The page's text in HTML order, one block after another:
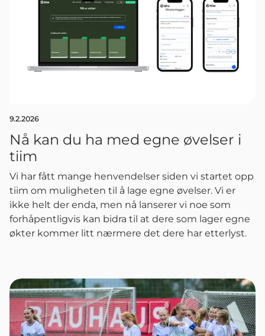
9.2.2026
Nå kan du ha med egne øvelser i
tiim
Vi har fått mange henvendelser siden vi startet opp
tiim om muligheten til å lage egne øvelser. Vi er
ikke helt der enda, men nå lanserer vi noe som
forhåpentligvis kan bidra til at dere som lager egne
økter kommer litt nærmere det dere har etterlyst.